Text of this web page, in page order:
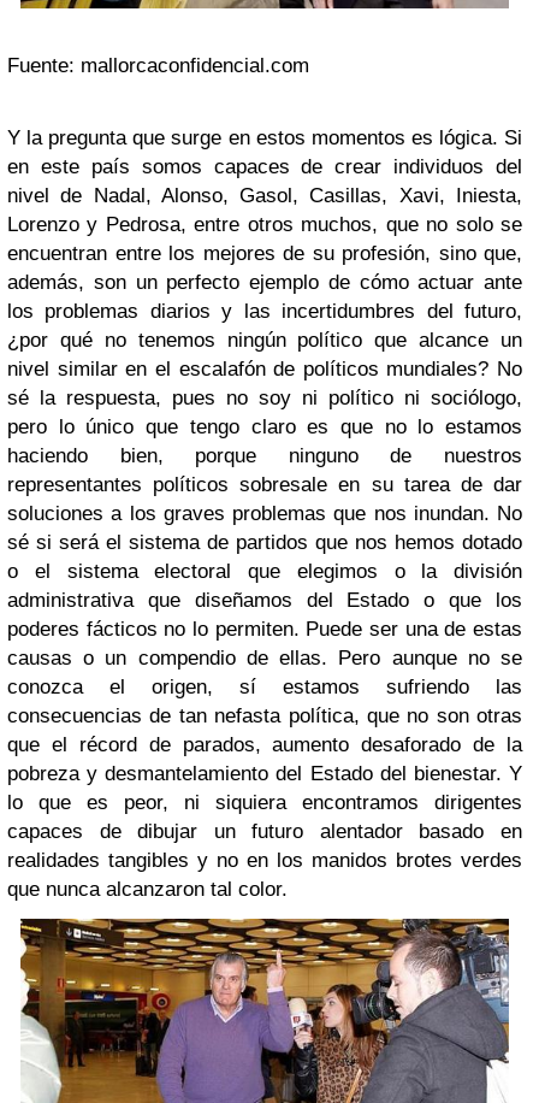
Fuente: mallorcaconfidencial.com
Y la pregunta que surge en estos momentos es lógica. Si
en este país somos capaces de crear individuos del
nivel de Nadal, Alonso, Gasol, Casillas, Xavi, Iniesta,
Lorenzo y Pedrosa, entre otros muchos, que no solo se
encuentran entre los mejores de su profesión, sino que,
además, son un perfecto ejemplo de cómo actuar ante
los problemas diarios y las incertidumbres del futuro,
¿por qué no tenemos ningún político que alcance un
nivel similar en el escalafón de políticos mundiales? No
sé la respuesta, pues no soy ni político ni sociólogo,
pero lo único que tengo claro es que no lo estamos
haciendo bien, porque ninguno de nuestros
representantes políticos sobresale en su tarea de dar
soluciones a los graves problemas que nos inundan. No
sé si será el sistema de partidos que nos hemos dotado
o el sistema electoral que elegimos o la división
administrativa que diseñamos del Estado o que los
poderes fácticos no lo permiten. Puede ser una de estas
causas o un compendio de ellas. Pero aunque no se
conozca el origen, sí estamos sufriendo las
consecuencias de tan nefasta política, que no son otras
que el récord de parados, aumento desaforado de la
pobreza y desmantelamiento del Estado del bienestar. Y
lo que es peor, ni siquiera encontramos dirigentes
capaces de dibujar un futuro alentador basado en
realidades tangibles y no en los manidos brotes verdes
que nunca alcanzaron tal color.